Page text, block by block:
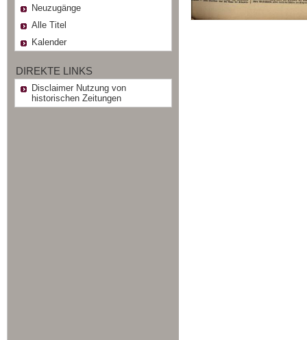
Neuzugänge
Alle Titel
Kalender
DIREKTE LINKS
Disclaimer Nutzung von
historischen Zeitungen